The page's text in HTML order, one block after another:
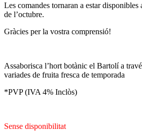
Les comandes tornaran a estar
de l’octubre.
Gràcies per la vostra comprensió!
Assaborisca l’hort botànic el Bartolí a
variades de fruita fresca de temporada
*PVP (IVA 4% Inclòs)
Sense disponibilitat